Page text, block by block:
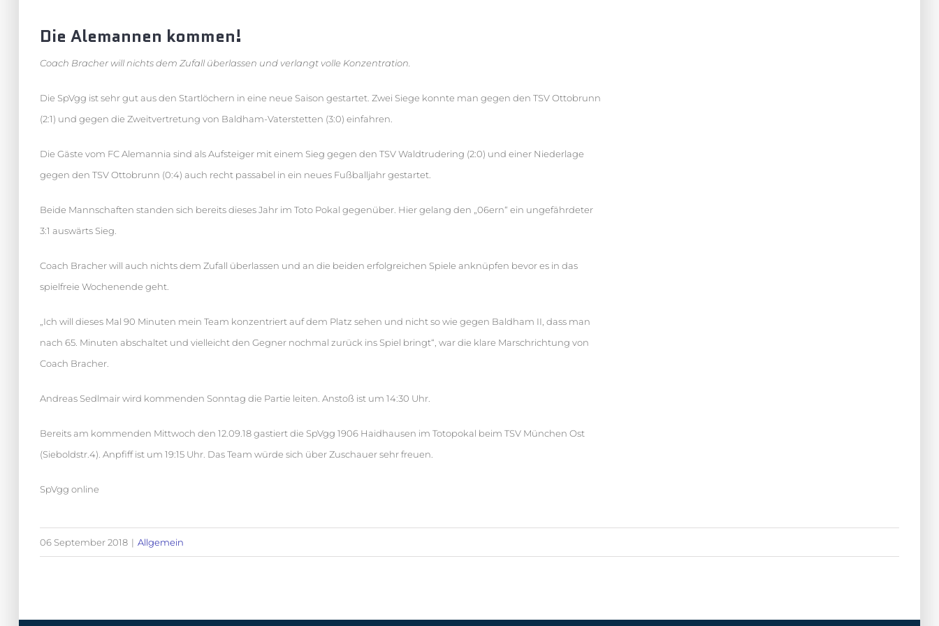
Die Alemannen kommen!
Coach Bracher will nichts dem Zufall überlassen und verlangt volle Konzentration.
Die SpVgg ist sehr gut aus den Startlöchern in eine neue Saison gestartet. Zwei Siege konnte man gegen den TSV Ottobrunn
(2:1) und gegen die Zweitvertretung von Baldham-Vaterstetten (3:0) einfahren.
Die Gäste vom FC Alemannia sind als Aufsteiger mit einem Sieg gegen den TSV Waldtrudering (2:0) und einer Niederlage
gegen den TSV Ottobrunn (0:4) auch recht passabel in ein neues Fußballjahr gestartet.
Beide Mannschaften standen sich bereits dieses Jahr im Toto Pokal gegenüber. Hier gelang den „06ern“ ein ungefährdeter
3:1 auswärts Sieg.
Coach Bracher will auch nichts dem Zufall überlassen und an die beiden erfolgreichen Spiele anknüpfen bevor es in das
spielfreie Wochenende geht.
„Ich will dieses Mal 90 Minuten mein Team konzentriert auf dem Platz sehen und nicht so wie gegen Baldham II, dass man
nach 65. Minuten abschaltet und vielleicht den Gegner nochmal zurück ins Spiel bringt“, war die klare Marschrichtung von
Coach Bracher.
Andreas Sedlmair wird kommenden Sonntag die Partie leiten. Anstoß ist um 14:30 Uhr.
Bereits am kommenden Mittwoch den 12.09.18 gastiert die SpVgg 1906 Haidhausen im Totopokal beim TSV München Ost
(Sieboldstr.4). Anpfiff ist um 19:15 Uhr. Das Team würde sich über Zuschauer sehr freuen.
SpVgg online
06 September 2018 | Allgemein